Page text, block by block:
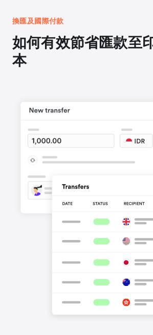
換匯及國際付款
如何有效節省匯款至
本